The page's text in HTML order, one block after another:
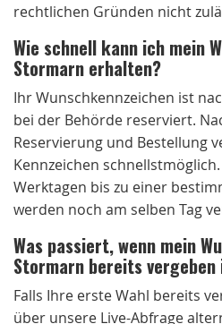
rechtlichen Gründen nicht
Wie schnell kann ich mein
Stormarn erhalten?
Ihr Wunschkennzeichen ist
bei der Behörde reserviert.
Reservierung und Bestellung
Kennzeichen
Werktagen bis zu einer
werden noch am selben Tag
Was passiert, wenn mein
Stormarn bereits
Falls Ihre erste Wahl bereits
über unsere Live-Abfrage